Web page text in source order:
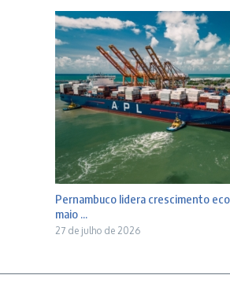
Pernambuco lidera crescimento
maio ...
27 de julho de 2026